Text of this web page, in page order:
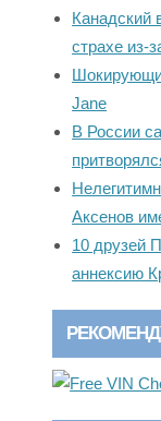
Канадский
страхе из-
Jane
В России
Аксенов
10 друзей
аннексию